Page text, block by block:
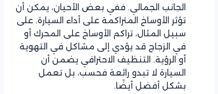
الجانب الجمالي. ففي بعض الأحيان، يمكن أن
تؤثر الأوساخ المتراكمة على أداء السيارة. على
سبيل المثال، تراكم الأوساخ على المحرك أو
في الزجاج قد يؤدي إلى مشاكل في التهوية
أو الرؤية. التنظيف الاحترافي يضمن أن
السيارة لا تبدو رائعة فحسب، بل تعمل
بشكل أفضل أيضًا.